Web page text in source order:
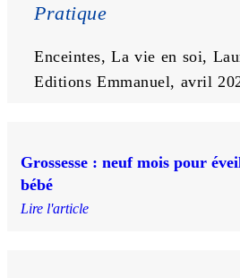
Pratique
Enceintes, La vie en soi,
Editions Emmanuel, avril
Grossesse : neuf mois pour
bébé
Lire l'article